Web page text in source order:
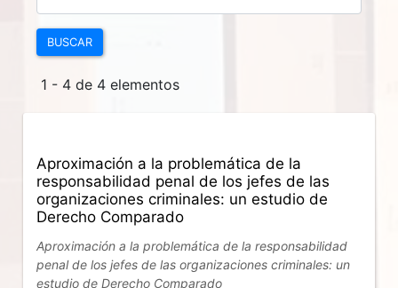
BUSCAR
1 - 4 de 4 elementos
Aproximación a la problemática de la
responsabilidad penal de los jefes de las
organizaciones criminales: un estudio de
Derecho Comparado
Aproximación a la problemática de la responsabilidad
penal de los jefes de las organizaciones criminales: un
estudio de Derecho Comparado